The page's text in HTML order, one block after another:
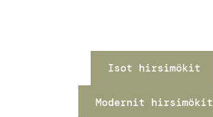
Isot hirsimökit
Modernit hirsimökit